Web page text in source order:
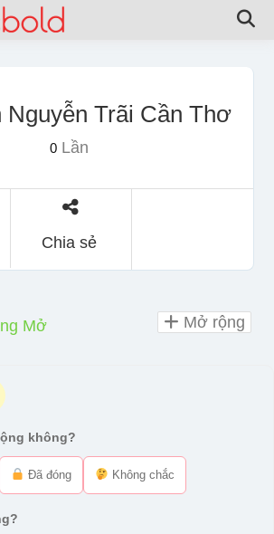
Nguyễn Trãi Cần Thơ
0Lần
Chia sẻ
Mở
không?
Đã đóng Không chắc
Mở rộng